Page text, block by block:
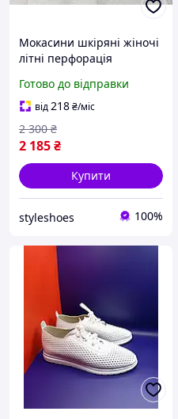
Мокасини шкіряні жіночі
літні перфорація
Готово до відправки
від218₴/міс
2 185₴
2 300 ₴
Купити
styleshoes 100%